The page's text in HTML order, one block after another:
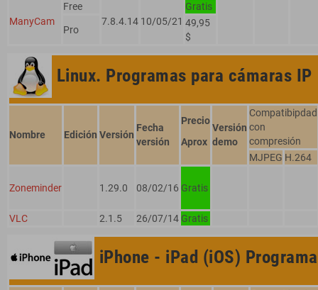
ManyCam
Free
7.8.4.14 10/05/21
Gratis
Pro
49,95
$
Linux. Programas para cámaras IP
Nombre Edición Versión
Fecha
versión
Precio
Aprox
Versión
demo
Compatibipdad
con
compresión
MJPEG H.264
Zoneminder 1.29.0 08/02/16 Gratis
VLC 2.1.5 26/07/14 Gratis
iPhone - iPad (iOS)